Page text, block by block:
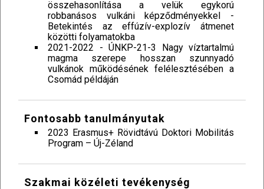
összehasonlítása a velük egykorú
robbanásos vulkáni képződményekkel -
Betekintés az effúzív-explozív átmenet
közötti folyamatokba
2021-2022 - ÚNKP-21-3 Nagy víztartalmú
magma szerepe hosszan szunnyadó
vulkánok működésének felélesztésében a
Csomád példáján
Fontosabb tanulmányutak
2023 Erasmus+ Rövidtávú Doktori Mobilitás
Program – Új-Zéland
Szakmai közéleti tevékenység